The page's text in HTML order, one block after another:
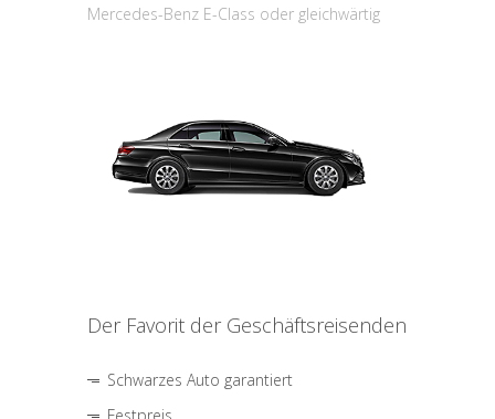
Mercedes-Benz E-Class oder gleichwärtig
Der Favorit der Geschäftsreisenden
Schwarzes Auto garantiert